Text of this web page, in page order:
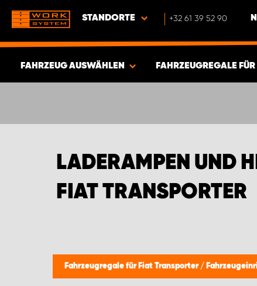
STANDORTE +32 61 39 52 90
FAHRZEUG AUSWÄHLEN
ARTIKEL
FAHRZEUGREGALE
LADERAMPEN UND
FIAT TRANSPORTER
Fahrzeugregale für Fiat Transporter /